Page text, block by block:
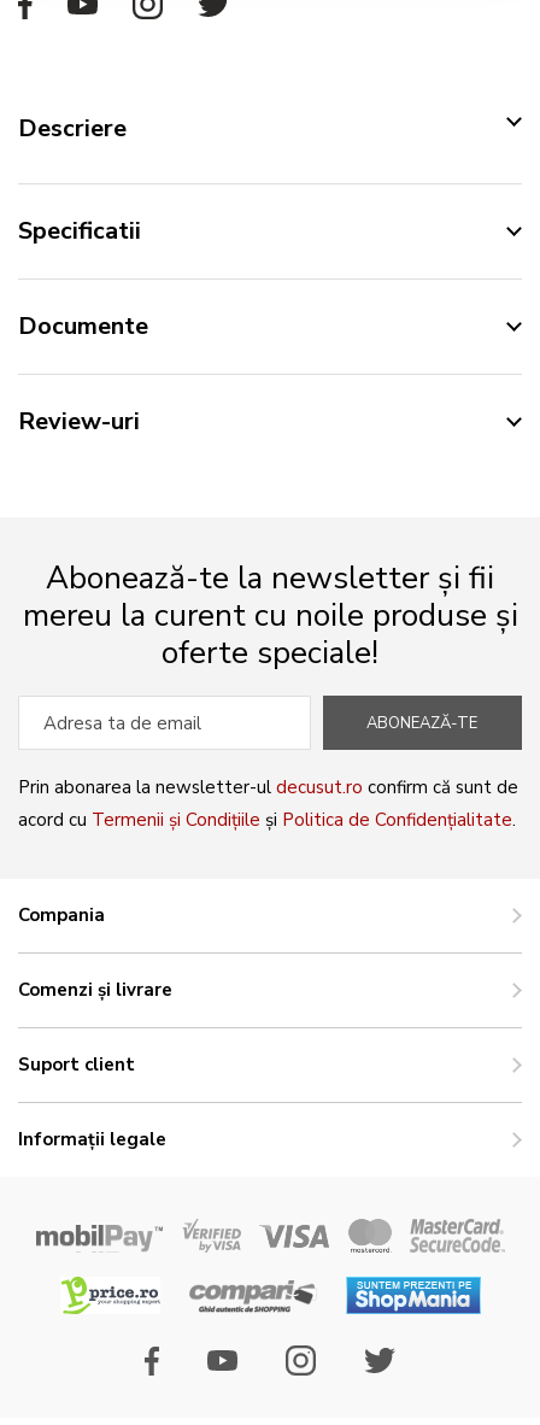
Descriere
Specificatii
Documente
Review-uri
Abonează-te la newsletter și fii
mereu la curent cu noile produse și
oferte speciale!
ABONEAZĂ-TE
Prin abonarea la newsletter-ul decusut.ro confirm că sunt de
acord cu Termenii și Condițiile și Politica de Confidențialitate.
Compania
Comenzi și livrare
Suport client
Informații legale